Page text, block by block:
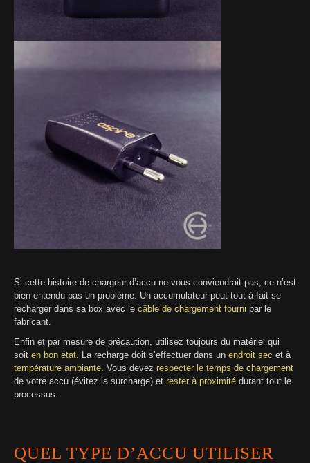
Si cette histoire de chargeur d’accu ne vous conviendrait pas, ce n’est
bien entendu pas un problème. Un accumulateur peut tout à fait se
recharger dans sa box avec le câble de chargement fourni par le
fabricant.
Enfin et par mesure de précaution, utilisez toujours du matériel qui
soit en bon état. La recharge doit s’effectuer dans un endroit sec et à
température ambiante. Vous devez respecter le temps de chargement
de votre accu (évitez la surcharge) et rester à proximité durant tout le
processus.
QUEL TYPE D’ACCU UTILISER